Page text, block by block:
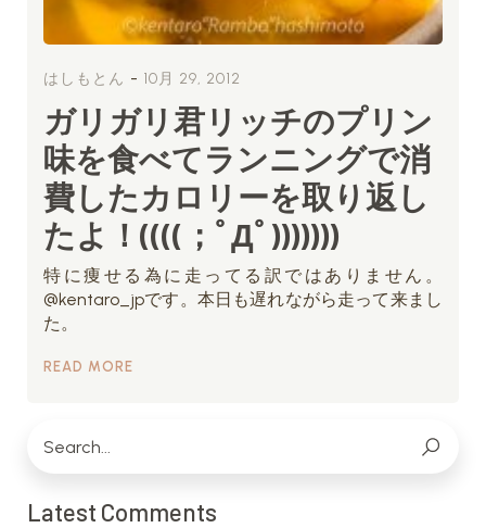
はしもとん - 10月 29, 2012
ガリガリ君リッチのプリン
味を食べてランニングで消
費したカロリーを取り返し
たよ！((((；ﾟДﾟ)))))))
特に痩せる為に走ってる訳ではありません。
@kentaro_jpです。本日も遅れながら走って来まし
た。
READ MORE
Latest Comments